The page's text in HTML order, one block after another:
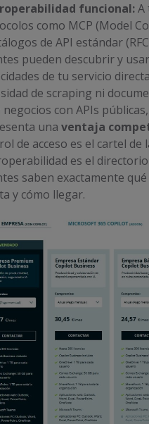
funcional:A
como MCP (Model
de API estándar
pueden descubrir y
de tu servicio
de scraping ni
negocios con APIs
una ventaja
de acceso es el cartel de
es el
saben exactamente qué
y cómo llegar.